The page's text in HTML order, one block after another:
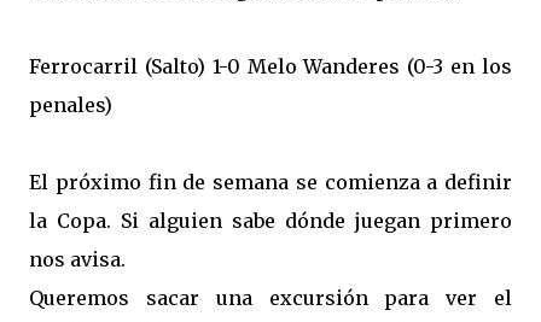
Ferrocarril (Salto) 1-0 Melo Wanderes (0-3 en los
penales)
El próximo fin de semana se comienza a definir
la Copa. Si alguien sabe dónde juegan primero
nos avisa.
Queremos sacar una excursión para ver el